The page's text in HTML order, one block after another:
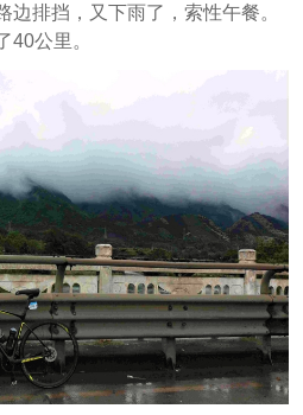
边排挡，又下雨了，索性午餐。
40公里。